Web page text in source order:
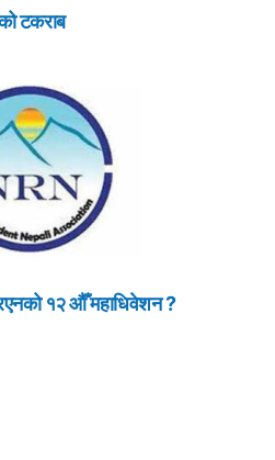
टकराब
१२ औँ महाधिवेशन ?